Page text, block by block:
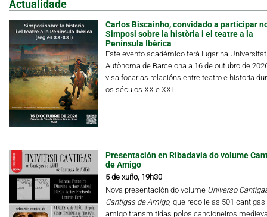
Actualidade
Carlos Biscainho, convidado a participar
Simposi sobre la història i el teatre a la
Península Ibèrica
Este evento académico terá lugar na Universitat
Autònoma de Barcelona a 16 de outubro de
visa focar as relacións entre teatro e historia
os séculos XX e XXI.
Presentación en Ribadavia do volume
de Amigo
5 de xuño, 19h30
Nova presentación do volume Universo
Cantigas de Amigo, que recolle as 501 cantigas
amigo transmitidas polos cancioneiros